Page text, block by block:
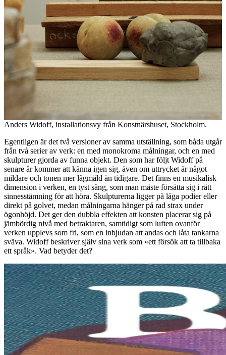
Anders Widoff, installationsvy från Konstnärshuset, Stockholm.
Egentligen är det två versioner av samma utställning, som båda utgår
från två serier av verk: en med monokroma målningar, och en med
skulpturer gjorda av funna objekt. Den som har följt Widoff på
senare år kommer att känna igen sig, även om uttrycket är något
mildare och tonen mer lågmäld än tidigare. Det finns en musikalisk
dimension i verken, en tyst sång, som man måste försätta sig i rätt
sinnesstämning för att höra. Skulpturerna ligger på låga podier eller
direkt på golvet, medan målningarna hänger på rad strax under
ögonhöjd. Det ger den dubbla effekten att konsten placerar sig på
jämbördig nivå med betraktaren, samtidigt som luften ovanför
verken upplevs som fri, som en inbjudan att andas och låta tankarna
sväva. Widoff beskriver själv sina verk som «ett försök att ta tillbaka
ett språk». Vad betyder det?